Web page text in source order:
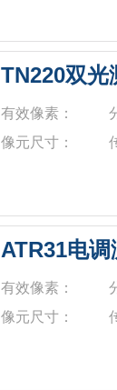
TN220双光
有效像素：
像元尺寸：
ATR31电
有效像素：
像元尺寸：